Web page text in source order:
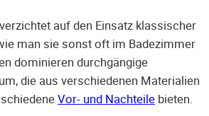
auf den Einsatz klassischer
man sie sonst oft im Badezimmer
dominieren durchgängige
die aus verschiedenen Materialien
Vor- und Nachteile bieten.